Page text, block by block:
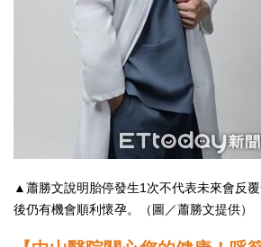
▲蕭勝文說明胎停發生1次不代表未來會反
後仍有機會順利懷孕。（圖／蕭勝文提供）